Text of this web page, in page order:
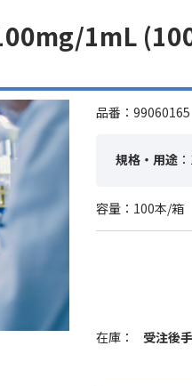
1mL
品番：
規格・用途
容量：100本/箱
在庫： 受注後